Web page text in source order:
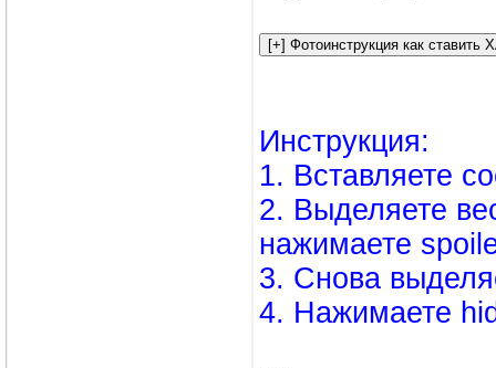
Инструкция:
1. Вставляете
2. Выделяете
нажимаете
3. Снова
4. Нажимаете